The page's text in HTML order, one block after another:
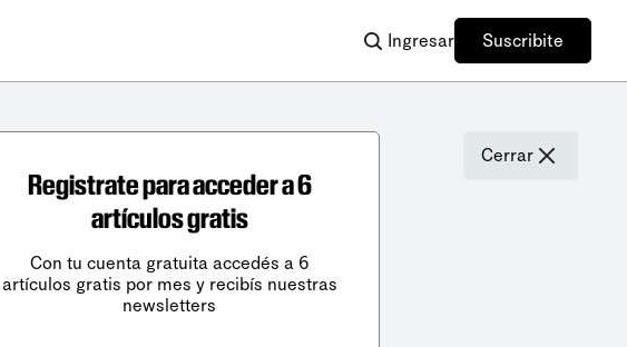
Ingresar Suscribite
Cerrar
Registrate para acceder a 6
artículos gratis
Con tu cuenta gratuita accedés a 6
artículos gratis por mes y recibís nuestras
newsletters